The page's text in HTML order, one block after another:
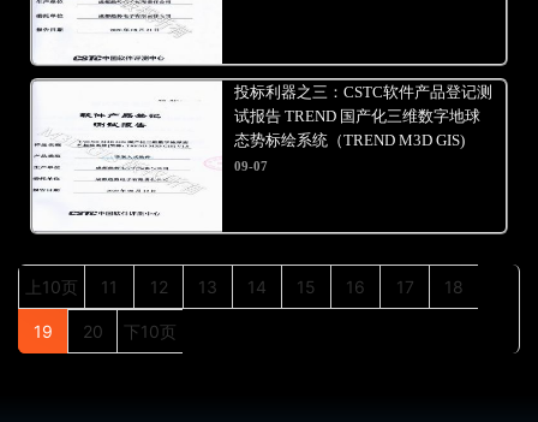
投标利器之三：CSTC软件产品登记测
试报告 TREND 国产化三维数字地球
态势标绘系统（TREND M3D GIS)
09-07
上10页 11 12 13 14 15 16 17 18
19 20 下10页